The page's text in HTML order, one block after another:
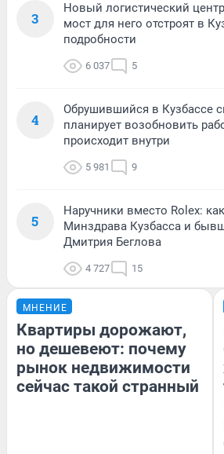
3
Новый логистический
мост для него отстроят в
подробности
6 037 5
4
Обрушившийся в Кузбассе
планирует возобновить
происходит внутри
5 981 9
5
Наручники вместо Rolex:
Минздрава Кузбасса и
Дмитрия Беглова
4 727 15
МНЕНИЕ
Квартиры дорожают,
но дешевеют: почему
рынок недвижимости
сейчас такой странный